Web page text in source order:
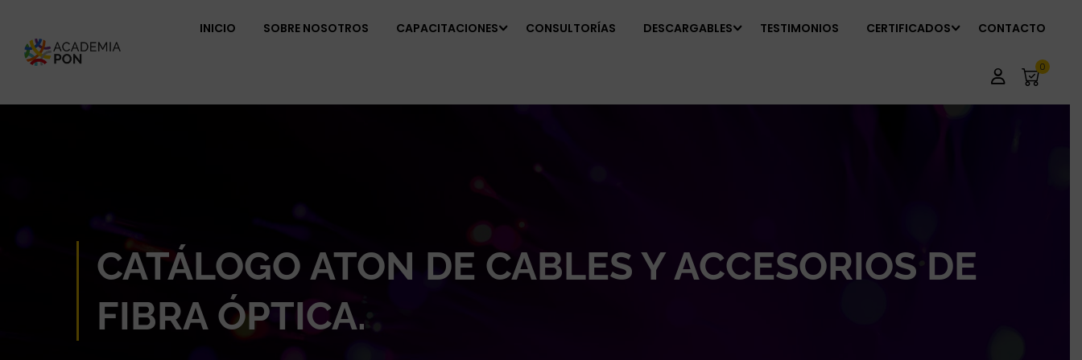
INICIO SOBRE NOSOTROS CAPACITACIONES CONSULTORÍAS DESCARGABLES TESTIMONIOS CERTIFICADOS CONTACTO
0
CATÁLOGO ATON DE CABLES Y ACCESORIOS DE
FIBRA ÓPTICA.